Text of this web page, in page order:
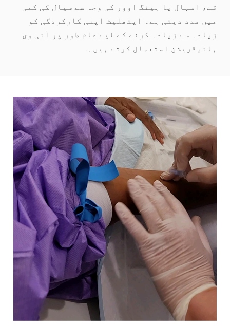
قے، اسہال یا ہینگ اوور کی وجہ سے سیال کی کمی
میں مدد دیتی ہے۔ ایتھلیٹ اپنی کارکردگی کو
زیادہ سے زیادہ کرنے کے لیے عام طور پر آئی وی
ہائیڈریشن استعمال کرتے ہیں۔.